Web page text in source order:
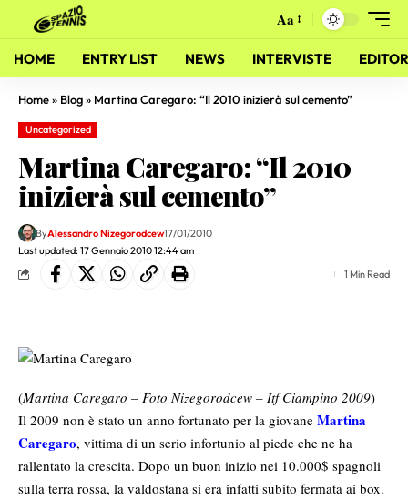
Aa
HOME ENTRY LIST NEWS INTERVISTE
Home» Blog» Martina Caregaro: “Il 2010 inizierà sul cemento”
Uncategorized
Martina Caregaro: “Il 2010
inizierà sul cemento”
Last updated: 17 Gennaio 2010 12:44 am
ByAlessandro Nizegorodcew17/01/2010
1 Min Read
(Martina Caregaro – Foto Nizegorodcew – Itf Ciampino 2009)
Il 2009 non è stato un anno fortunato per la giovane Martina
Caregaro, vittima di un serio infortunio al piede che ne ha
rallentato la crescita. Dopo un buon inizio nei 10.000$ spagnoli
sulla terra rossa, la valdostana si era infatti subito fermata ai box.